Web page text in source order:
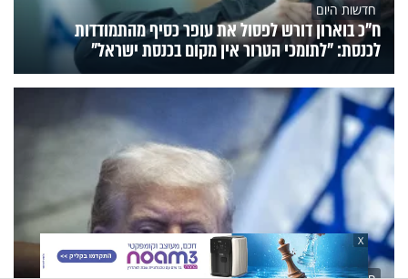
חדשות היום
ח״כ בוארון דורש לפסול את עופר כסיף מהתמודדות
לכנסת: "לתומכי הטרור אין מקום בכנסת ישראל"
X